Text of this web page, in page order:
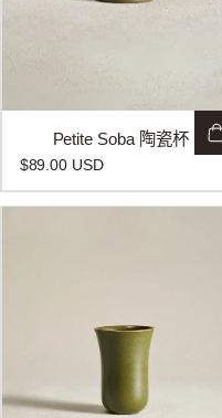
Petite Soba 陶瓷杯
$89.00 USD